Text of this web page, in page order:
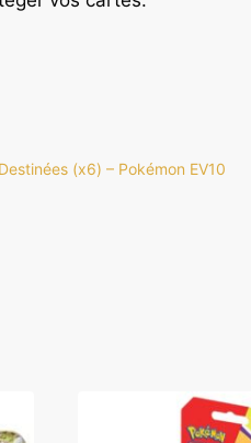
(x6) – Pokémon EV10